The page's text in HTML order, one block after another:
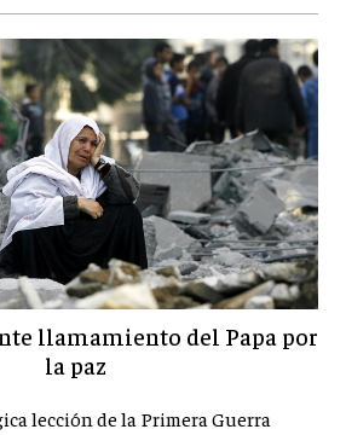
llamamiento del Papa por
la paz
lección de la Primera Guerra